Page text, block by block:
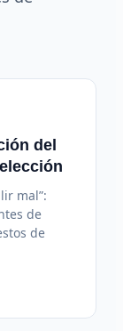
del
mal”:
de
de